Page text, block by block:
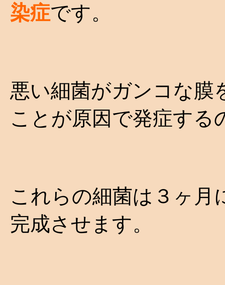
染症です。
悪い細菌がガンコな膜
ことが原因で発症する
これらの細菌は３ヶ月
完成させます。